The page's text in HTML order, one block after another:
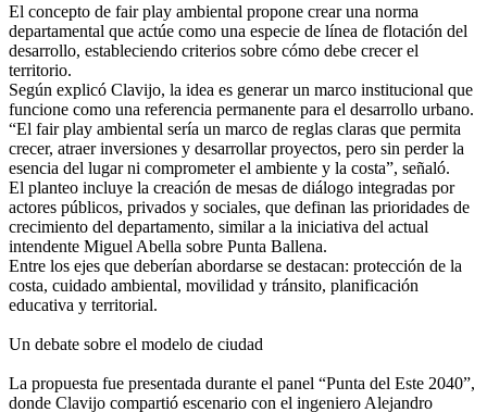
El concepto de fair play ambiental propone crear una norma
departamental que actúe como una especie de línea de flotación del
desarrollo, estableciendo criterios sobre cómo debe crecer el
territorio.
Según explicó Clavijo, la idea es generar un marco institucional que
funcione como una referencia permanente para el desarrollo urbano.
“El fair play ambiental sería un marco de reglas claras que permita
crecer, atraer inversiones y desarrollar proyectos, pero sin perder la
esencia del lugar ni comprometer el ambiente y la costa”, señaló.
El planteo incluye la creación de mesas de diálogo integradas por
actores públicos, privados y sociales, que definan las prioridades de
crecimiento del departamento, similar a la iniciativa del actual
intendente Miguel Abella sobre Punta Ballena.
Entre los ejes que deberían abordarse se destacan: protección de la
costa, cuidado ambiental, movilidad y tránsito, planificación
educativa y territorial.
Un debate sobre el modelo de ciudad
La propuesta fue presentada durante el panel “Punta del Este 2040”,
donde Clavijo compartió escenario con el ingeniero Alejandro